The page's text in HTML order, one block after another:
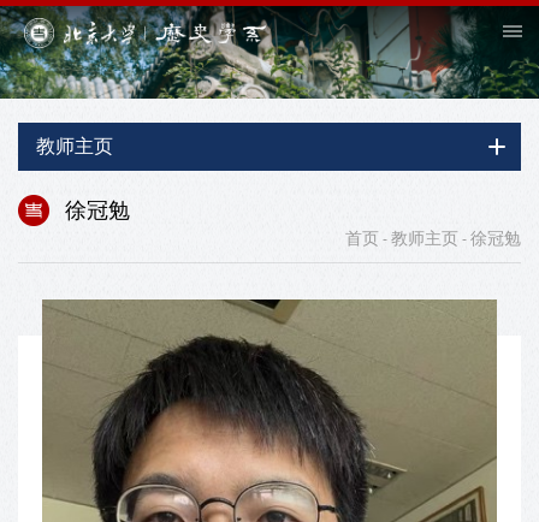
教师主页
徐冠勉
首页 - 教师主页 - 徐冠勉